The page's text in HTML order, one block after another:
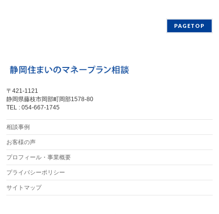
PAGETOP
〒421-1121
静岡県藤枝市岡部町岡部1578-80
TEL : 054-667-1745
相談事例
お客様の声
プロフィール・事業概要
プライバシーポリシー
サイトマップ